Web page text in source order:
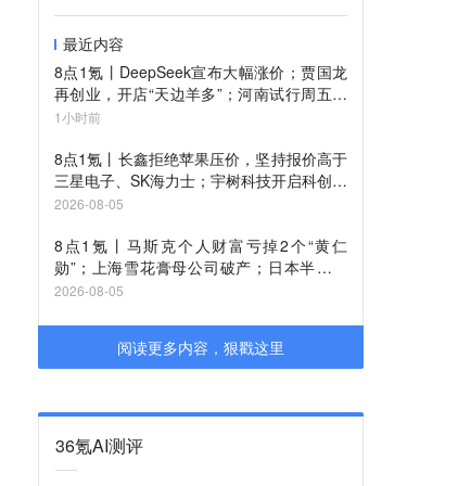
最近内容
8点1氪丨DeepSeek宣布大幅涨价；贾国龙
再创业，开店“天边羊多”；河南试行周五下
午弹性离岗
1小时前
8点1氪丨长鑫拒绝苹果压价，坚持报价高于
三星电子、SK海力士；宇树科技开启科创板
IPO初步询价；韩国宣布进入“国家灾难状
2026-08-05
8点1氪丨马斯克个人财富亏掉2个“黄仁
勋”；上海雪花膏母公司破产；日本半导体
或面临断供
2026-08-05
阅读更多内容，狠戳这里
36氪AI测评